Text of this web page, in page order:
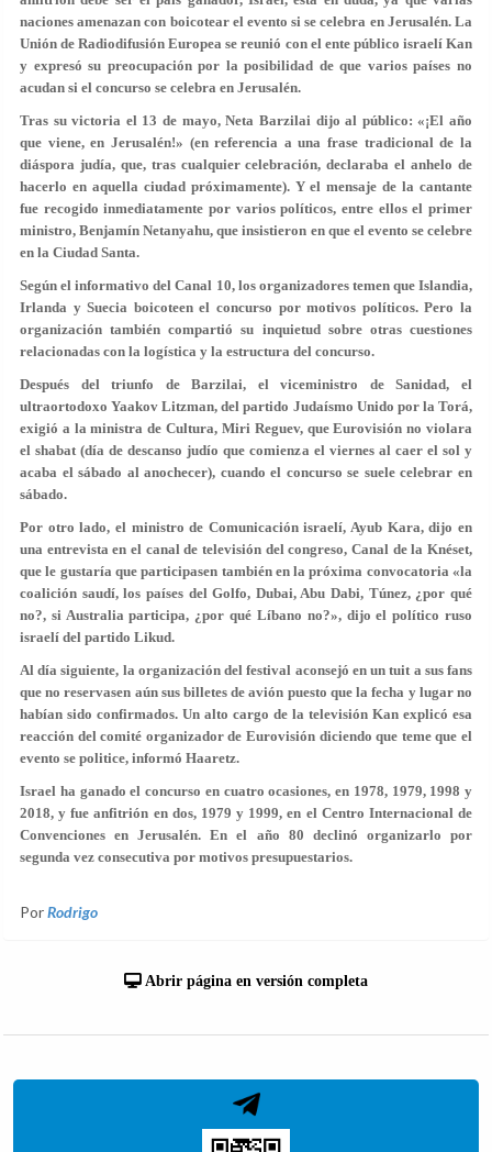
naciones amenazan con boicotear el evento si se celebra en Jerusalén. La
Unión de Radiodifusión Europea se reunió con el ente público israelí Kan
y expresó su preocupación por la posibilidad de que varios países no
acudan si el concurso se celebra en Jerusalén.
Tras su victoria el 13 de mayo, Neta Barzilai dijo al público: «¡El año
que viene, en Jerusalén!» (en referencia a una frase tradicional de la
diáspora judía, que, tras cualquier celebración, declaraba el anhelo de
hacerlo en aquella ciudad próximamente). Y el mensaje de la cantante
fue recogido inmediatamente por varios políticos, entre ellos el primer
ministro, Benjamín Netanyahu, que insistieron en que el evento se celebre
en la Ciudad Santa.
Según el informativo del Canal 10, los organizadores temen que Islandia,
Irlanda ySuecia boicoteen el concurso por motivos políticos. Pero la
organización también compartió su inquietud sobre otras cuestiones
relacionadas con la logística y la estructura del concurso.
Después del triunfo de Barzilai, el viceministro de Sanidad, el
ultraortodoxo Yaakov Litzman, del partido Judaísmo Unido por la Torá,
exigió a la ministra de Cultura, Miri Reguev, que Eurovisión no violara
el shabat (día de descanso judío que comienza el viernes al caer el sol y
acaba el sábado al anochecer), cuando el concurso se suele celebrar en
sábado.
Por otro lado, el ministro de Comunicación israelí, Ayub Kara, dijo en
una entrevista en el canal de televisión del congreso, Canal de la Knéset,
que le gustaría que participasen también en la próxima convocatoria «la
coalición saudí, los países del Golfo, Dubai, Abu Dabi, Túnez, ¿por qué
no?, si Australia participa, ¿por qué Líbano no?», dijo el político ruso
israelí del partido Likud.
Al día siguiente, la organización del festival aconsejó en un tuit a sus fans
que no reservasen aún sus billetes de avión puesto que la fecha y lugar no
habían sido confirmados. Un alto cargo de la televisión Kan explicó esa
reacción del comité organizador de Eurovisión diciendo que teme que el
evento se politice, informó Haaretz.
Israel ha ganado el concurso en cuatro ocasiones, en 1978, 1979, 1998 y
2018, y fue anfitrión en dos, 1979 y 1999, en el Centro Internacional de
Convenciones en Jerusalén. En el año 80 declinó organizarlo por
segunda vez consecutiva por motivos presupuestarios.
PorRodrigo
Abrir página en versión completa